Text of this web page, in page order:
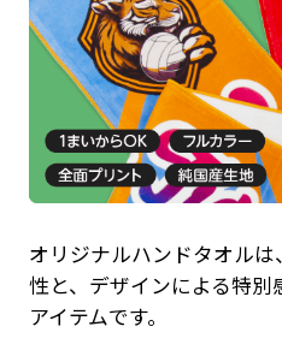
オリジナルハンドタオル
性と、デザインによる特
アイテムです。